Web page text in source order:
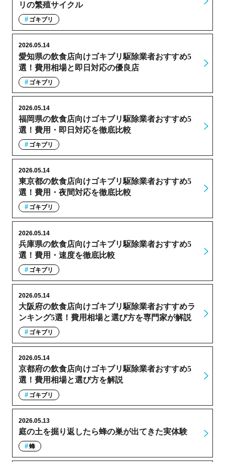
リの繁殖サイクル
ゴキブリ
愛知県の飲食店向けゴキブリ駆除業者おすすめ5
選！費用相場と即日対応の優良店
2026.05.14
ゴキブリ
福岡県の飲食店向けゴキブリ駆除業者おすすめ5
選！費用・即日対応を徹底比較
2026.05.14
ゴキブリ
東京都の飲食店向けゴキブリ駆除業者おすすめ5
選！費用・夜間対応を徹底比較
2026.05.14
ゴキブリ
兵庫県の飲食店向けゴキブリ駆除業者おすすめ5
選！費用・速度を徹底比較
2026.05.14
ゴキブリ
大阪府の飲食店向けゴキブリ駆除業者おすすめラ
ンキング5選！費用相場と選び方を専門家が解説
2026.05.14
ゴキブリ
京都府の飲食店向けゴキブリ駆除業者おすすめ5
選！費用相場と選び方を解説
2026.05.14
ゴキブリ
庭の土を掘り返したら蜂の巣が出てきた実体験
2026.05.13
蜂